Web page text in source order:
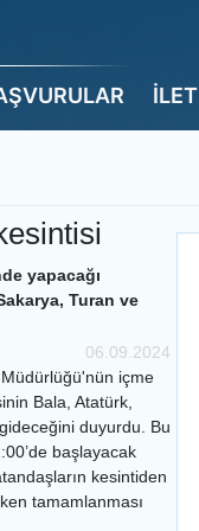
yapacağı
Turan ve
06.09.2024
içme
Bala, Atatürk,
duyurdu. Bu
başlayacak
kesintiden
tamamlanması